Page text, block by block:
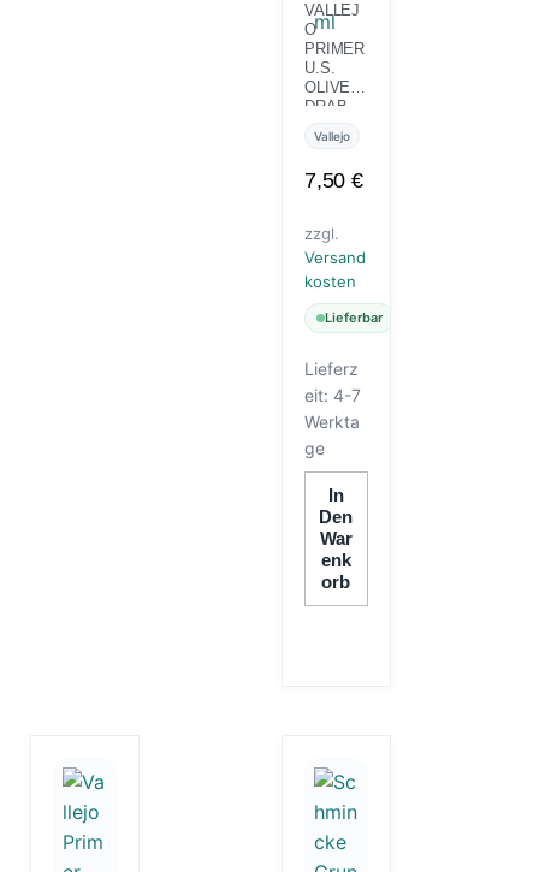
VALLEJ
O
PRIMER
U.S.
OLIVE
DRAB
60 ML
Vallejo
7,50€
zzgl.
Versand
kosten
Lieferbar
Lieferz
eit: 4-7
Werkta
ge
In
Den
War
Enk
Orb